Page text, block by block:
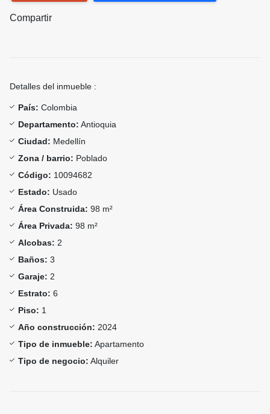
Compartir
Detalles del inmueble :
País: Colombia
Departamento: Antioquia
Ciudad: Medellín
Zona / barrio: Poblado
Código: 10094682
Estado: Usado
Área Construida: 98 m²
Área Privada: 98 m²
Alcobas: 2
Baños: 3
Garaje: 2
Estrato: 6
Piso: 1
Año construcción: 2024
Tipo de inmueble: Apartamento
Tipo de negocio: Alquiler